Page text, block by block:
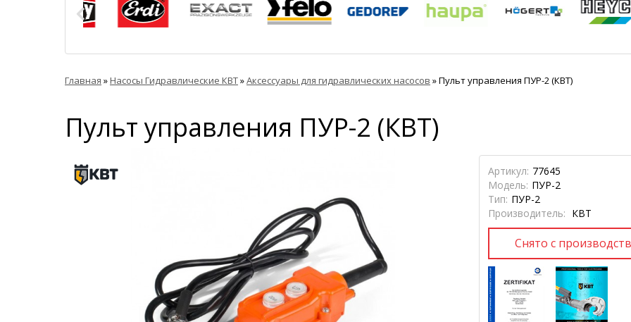
Главная »Насосы Гидравлические КВТ»Аксессуары для гидравлических насосов »Пульт управления ПУР-2 (КВТ)
Пульт управления ПУР-2 (КВТ)
Артикул: 77645
Модель: ПУР-2
Тип: ПУР-2
Производитель: КВТ